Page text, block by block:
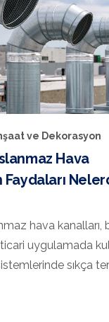
ve Dekorasyon
Hava
Faydaları
hava kanalları,
uygulamada
sıkça